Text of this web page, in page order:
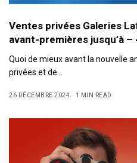
Ventes privées Galeries
avant-premières jusqu’à –
Quoi de mieux avant la nouvelle
privées et de…
26 DÉCEMBRE 2024 1 MIN READ